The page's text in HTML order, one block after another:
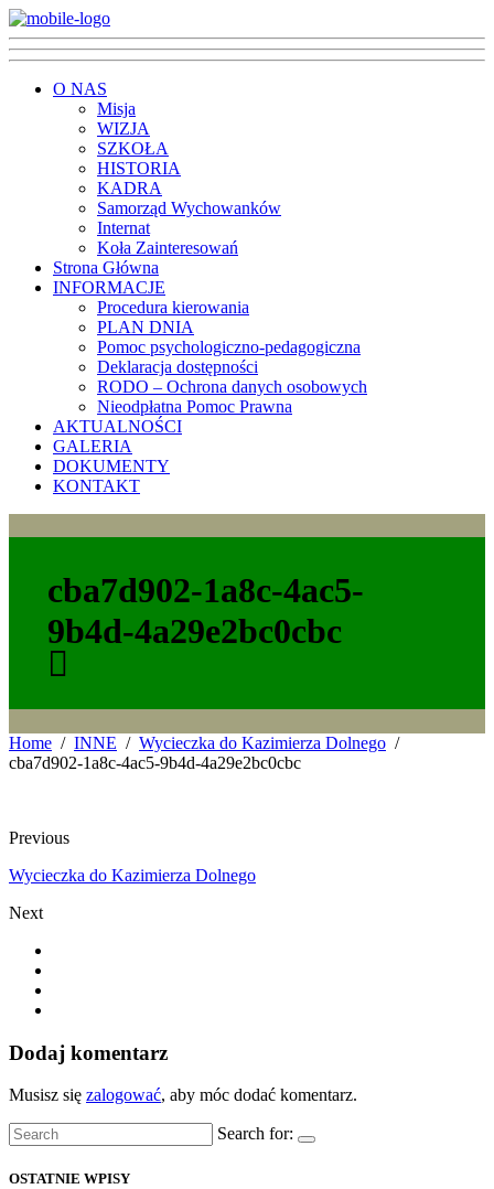
O NAS
Misja
WIZJA
SZKOŁA
HISTORIA
KADRA
Samorząd Wychowanków
Internat
Koła Zainteresowań
Strona Główna
INFORMACJE
Procedura kierowania
PLAN DNIA
Pomoc psychologiczno-pedagogiczna
Deklaracja dostępności
RODO – Ochrona danych osobowych
Nieodpłatna Pomoc Prawna
AKTUALNOŚCI
GALERIA
DOKUMENTY
KONTAKT
cba7d902-1a8c-4ac5-
9b4d-4a29e2bc0cbc
Home INNE
Wycieczka do Kazimierza Dolnego
cba7d902-1a8c-4ac5-9b4d-4a29e2bc0cbc
Previous
Wycieczka do Kazimierza Dolnego
Next
Dodaj komentarz
Musisz się zalogować, aby móc dodać komentarz.
Search for:
OSTATNIE WPISY